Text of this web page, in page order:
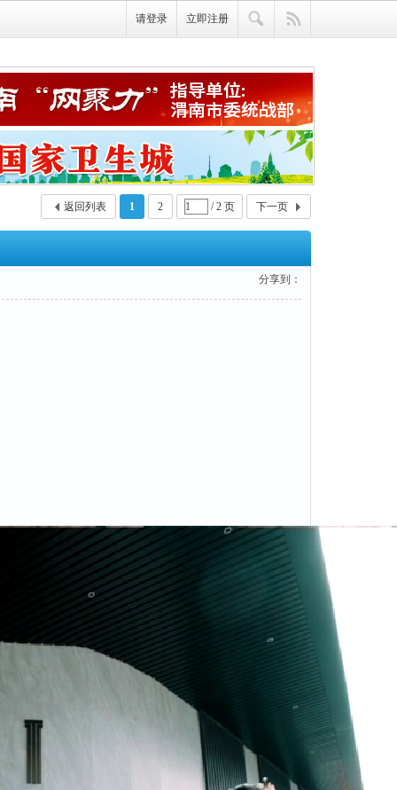
请登录 立即注册
1 2 / 2 页 下一页
返回列表
分享到：